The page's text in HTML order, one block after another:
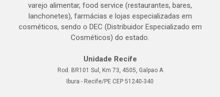
varejo alimentar, food service (restaurantes, bares,
lanchonetes), farmácias e lojas especializadas em
cosméticos, sendo o DEC (Distribuidor Especializado em
Cosméticos) do estado.
Unidade Recife
Rod. BR101 Sul, Km 73, 4505, Galpao A
Ibura - Recife/PE CEP 51240-340